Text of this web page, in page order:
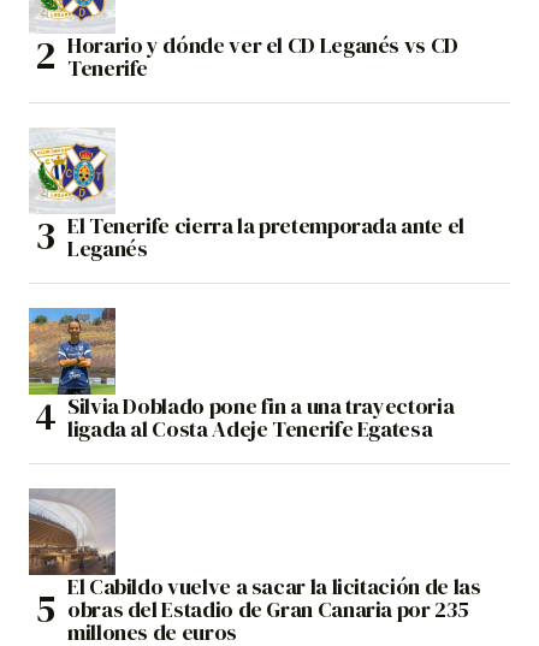
Horario y dónde ver el CD Leganés vs CD
Tenerife
El Tenerife cierra la pretemporada ante el
Leganés
Silvia Doblado pone fin a una trayectoria
ligada al Costa Adeje Tenerife Egatesa
El Cabildo vuelve a sacar la licitación de las
obras del Estadio de Gran Canaria por 235
millones de euros